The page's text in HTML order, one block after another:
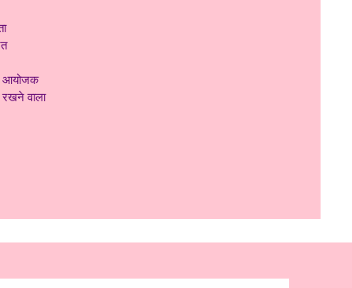
आयोजक
रखने वाला